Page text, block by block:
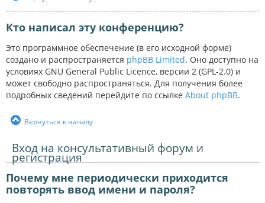
Кто написал эту конференцию?
Это программное обеспечение (в его исходной форме)
создано и распространяется phpBB Limited. Оно доступно на
условиях GNU General Public Licence, версии 2 (GPL-2.0) и
может свободно распространяться. Для получения более
подробных сведений перейдите по ссылке About phpBB.
Вернуться к началу
Вход на консультативный форум и
регистрация
Почему мне периодически приходится
повторять ввод имени и пароля?